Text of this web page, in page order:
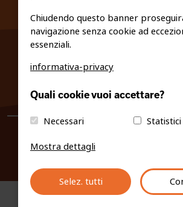
info@fiso.it|fiso@pec-
Chiudendo questo banner
navigazione senza cookie ad
essenziali.
informativa-privacy
Quali cookie vuoi accettare?
Necessari
Statistici
Mostra dettagli
Selez. tutti